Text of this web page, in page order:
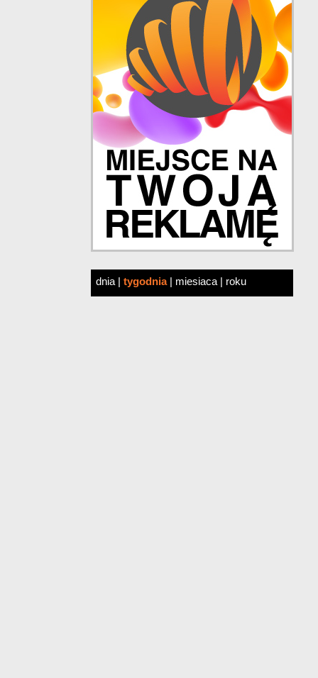
dnia | tygodnia| miesiaca | roku